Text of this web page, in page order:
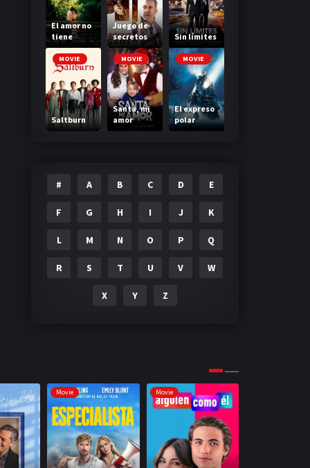
El amor no
tiene
reglas
Juego de
secretos
Sin límites
MOVIE
Saltburn
MOVIE
Santa, mi
amor
MOVIE
El expreso
polar
# A B C D E
F G H I J K
L M N O P Q
R S T U V W
X Y Z
Movie Movie